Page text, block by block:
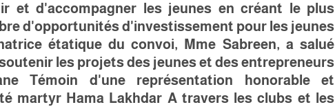
et d'accompagner les jeunes en créant le plus
d'opportunités d'investissement pour les jeunes.
étatique du convoi, Mme Sabreen, a salué
les projets des jeunes et des entrepreneurs.
Témoin d'une représentation honorable et
martyr Hama Lakhdar A travers les clubs et les